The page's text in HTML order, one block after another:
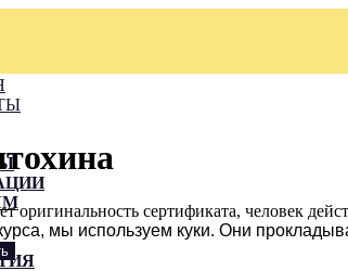
оригинальность сертификата, человек
мы используем куки. Они